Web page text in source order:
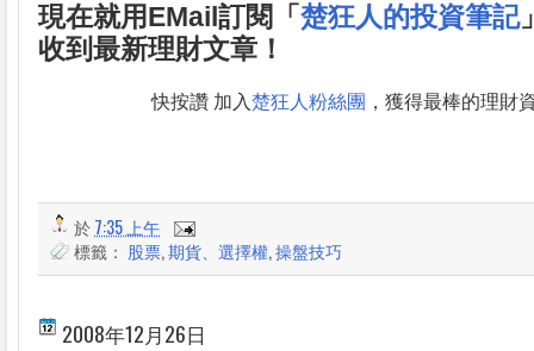
現在就用EMail訂閱「楚狂人的投資筆記
收到最新理財文章！
快按讚 加入楚狂人粉絲團 ，獲得最棒的理財
於7:35 上午
標籤： 股票,期貨、選擇權,操盤技巧
2008年12月26日